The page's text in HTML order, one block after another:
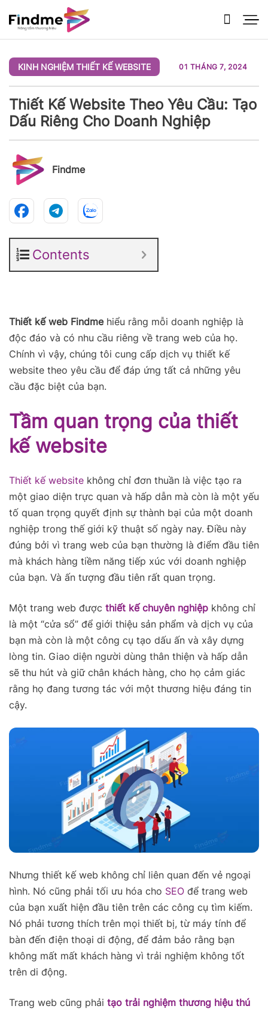
qua
nội
KINH NGHIỆM THIẾT KẾ WEBSITE 01 THÁNG 7, 2024
Thiết Kế Website Theo Yêu Cầu: Tạo
Dấu Riêng Cho Doanh Nghiệp
Findme
Contents
Thiết kế web Findmehiểu rằng mỗi doanh nghiệp là
độc đáo và có nhu cầu riêng về trang web của họ.
Chính vì vậy, chúng tôi cung cấp dịch vụ thiết kế
website theo yêu cầu để đáp ứng tất cả những yêu
cầu đặc biệt của bạn.
Tầm quan trọng của thiết
kế website
Thiết kế website không chỉ đơn thuần là việc tạo ra
một giao diện trực quan và hấp dẫn mà còn là một yếu
tố quan trọng quyết định sự thành bại của một doanh
nghiệp trong thế giới kỹ thuật số ngày nay. Điều này
đúng bởi vì trang web của bạn thường là điểm đầu tiên
mà khách hàng tiềm năng tiếp xúc với doanh nghiệp
của bạn. Và ấn tượng đầu tiên rất quan trọng.
Một trang web được thiết kế chuyên nghiệp không chỉ
là một “cửa sổ” để giới thiệu sản phẩm và dịch vụ của
bạn mà còn là một công cụ tạo dấu ấn và xây dựng
lòng tin. Giao diện người dùng thân thiện và hấp dẫn
sẽ thu hút và giữ chân khách hàng, cho họ cảm giác
rằng họ đang tương tác với một thương hiệu đáng tin
cậy.
Nhưng thiết kế web không chỉ liên quan đến vẻ ngoại
hình. Nó cũng phải tối ưu hóa cho SEO để trang web
của bạn xuất hiện đầu tiên trên các công cụ tìm kiếm.
Nó phải tương thích trên mọi thiết bị, từ máy tính để
bàn đến điện thoại di động, để đảm bảo rằng bạn
không mất mất khách hàng vì trải nghiệm không tốt
trên di động.
Trang web cũng phải tạo trải nghiệm thương hiệu thú